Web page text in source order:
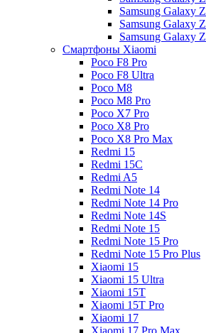
Samsung Galaxy
Samsung Galaxy
Samsung Galaxy
Смартфоны Xiaomi
Poco F8 Pro
Poco F8 Ultra
Poco M8
Poco M8 Pro
Poco X7 Pro
Poco X8 Pro
Poco X8 Pro Max
Redmi 15
Redmi 15C
Redmi A5
Redmi Note 14
Redmi Note 14 Pro
Redmi Note 14S
Redmi Note 15
Redmi Note 15 Pro
Redmi Note 15 Pro Plus
Xiaomi 15
Xiaomi 15 Ultra
Xiaomi 15T
Xiaomi 15T Pro
Xiaomi 17
Xiaomi 17 Pro Max